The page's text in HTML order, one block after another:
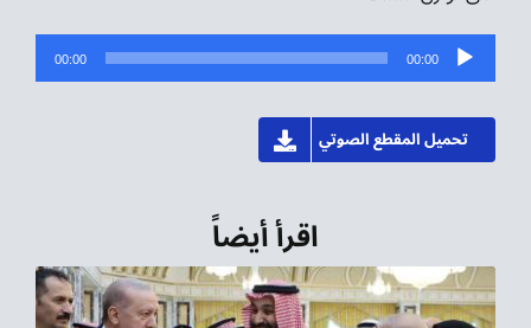
مشغل
الصوت
00:00
00:00
تحميل المقطع الصوتي
اقرأ أيضاً